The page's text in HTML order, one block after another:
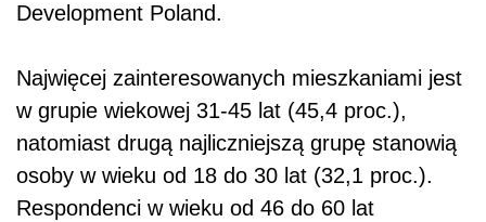
Development Poland.
Najwięcej zainteresowanych mieszkaniami jest
w grupie wiekowej 31-45 lat (45,4 proc.),
natomiast drugą najliczniejszą grupę stanowią
osoby w wieku od 18 do 30 lat (32,1 proc.).
Respondenci w wieku od 46 do 60 lat